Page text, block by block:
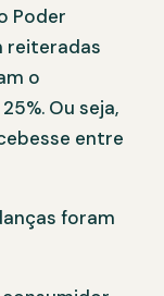
Poder
reiteradas
o
Ou seja,
entre
foram